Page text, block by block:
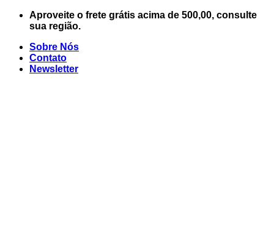
Skip
Aproveite o frete grátis acima de 500,00, consulte
sua região.
Sobre Nós
Contato
Newsletter